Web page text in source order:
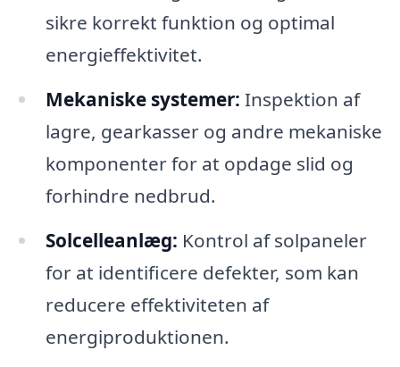
sikre korrekt funktion og optimal
energieffektivitet.
Mekaniske systemer: Inspektion af
lagre, gearkasser og andre mekaniske
komponenter for at opdage slid og
forhindre nedbrud.
Solcelleanlæg: Kontrol af solpaneler
for at identificere defekter, som kan
reducere effektiviteten af
energiproduktionen.